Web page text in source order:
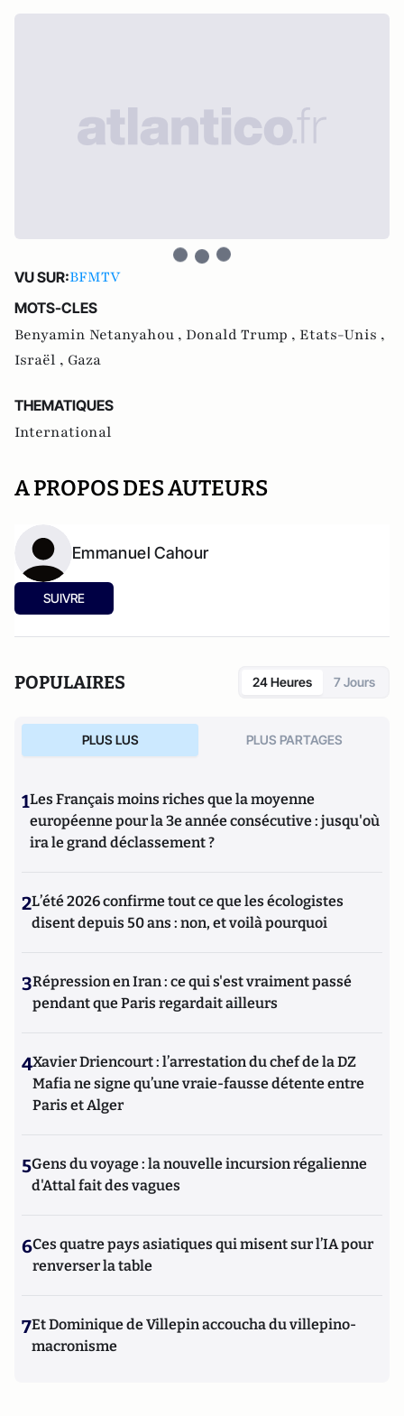
VU SUR:BFMTV
MOTS-CLES
Benyamin Netanyahou , Donald Trump , Etats-Unis ,
Israël , Gaza
THEMATIQUES
International
A PROPOS DES AUTEURS
Emmanuel Cahour
SUIVRE
POPULAIRES 24 Heures 7 Jours
PLUS LUS PLUS PARTAGES
1Les Français moins riches que la moyenne
européenne pour la 3e année consécutive : jusqu'où
ira le grand déclassement ?
2L’été 2026 confirme tout ce que les écologistes
disent depuis 50 ans : non, et voilà pourquoi
3Répression en Iran : ce qui s'est vraiment passé
pendant que Paris regardait ailleurs
4Xavier Driencourt : l’arrestation du chef de la DZ
Mafia ne signe qu’une vraie-fausse détente entre
Paris et Alger
5Gens du voyage : la nouvelle incursion régalienne
d'Attal fait des vagues
6Ces quatre pays asiatiques qui misent sur l’IA pour
renverser la table
7Et Dominique de Villepin accoucha du villepino-
macronisme